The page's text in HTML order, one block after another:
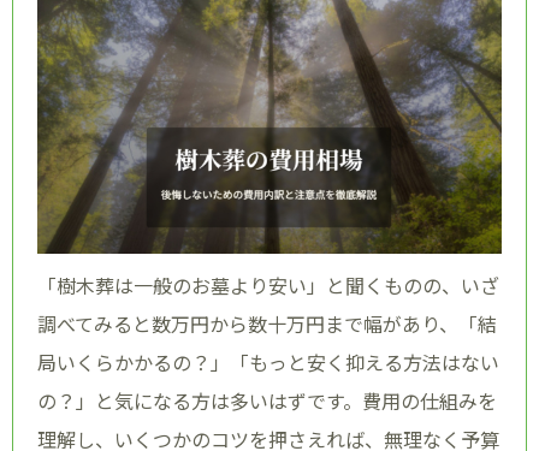
「樹木葬は一般のお墓より安い」と聞くものの、いざ
調べてみると数万円から数十万円まで幅があり、「結
局いくらかかるの？」「もっと安く抑える方法はない
の？」と気になる方は多いはずです。費用の仕組みを
理解し、いくつかのコツを押さえれば、無理なく予算